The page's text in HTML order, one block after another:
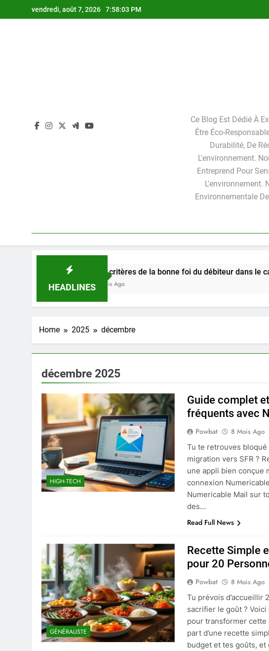
to
vendredi, août 7, 2026 7:58:04 PM
Ce Blog Est Dédié À
Être Éco-
Durabilité, De
L'environnement.
Entreprend Pour
L'environnement.
Environnementale
HEADLINES
Les critères de la bonne foi du débiteur dans le cadre de la
3 Mois Ago
Home 2025 décembre
décembre 2025
HIGH-TECH
Guide complet
fréquents avec
Powbat 8 Mois Ago
Tu te retrouves
migration vers SFR ?
une appli bien conçue
connexion
Numericable Mail sur
des…
Read Full News
GÉNÉRALISTE
Recette Simple
pour 20
Powbat 8 Mois Ago
Tu prévois d’accueillir
sacrifier le goût ?
pour transformer cette
part d’une recette
budget et tes goûts,